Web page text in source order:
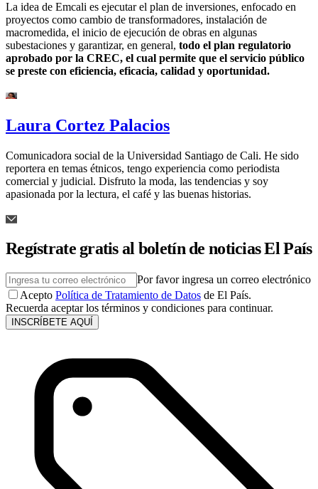
La idea de Emcali es ejecutar el plan de inversiones, enfocado en
proyectos como cambio de transformadores, instalación de
macromedida, el inicio de ejecución de obras en algunas
subestaciones y garantizar, en general, todo el plan regulatorio
aprobado por la CREC, el cual permite que el servicio público
se preste con eficiencia, eficacia, calidad y oportunidad.
Laura Cortez Palacios
Comunicadora social de la Universidad Santiago de Cali. He sido
reportera en temas étnicos, tengo experiencia como periodista
comercial y judicial. Disfruto la moda, las tendencias y soy
apasionada por la lectura, el café y las buenas historias.
Regístrate gratis al boletín de noticias El País
Por favor ingresa un correo electrónico
Acepto Política de Tratamiento de Datos de El País.
Recuerda aceptar los términos y condiciones para continuar.
INSCRÍBETE AQUÍ